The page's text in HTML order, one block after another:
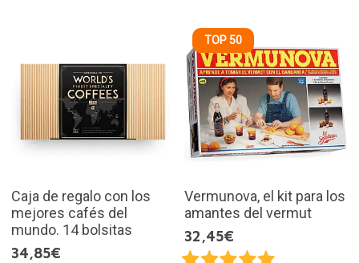
Caja de regalo con los
mejores cafés del
mundo. 14 bolsitas
34,85€
TOP 50
Vermunova, el kit para los
amantes del vermut
32,45€